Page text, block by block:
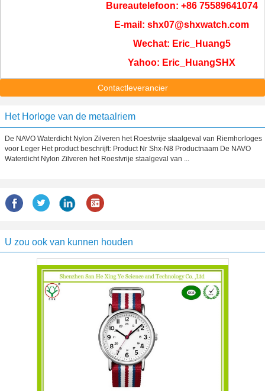
Bureautelefoon: +86 75589641074
E-mail: shx07@shxwatch.com
Wechat: Eric_Huang5
Yahoo: Eric_HuangSHX
Contactleverancier
Het Horloge van de metaalriem
De NAVO Waterdicht Nylon Zilveren het Roestvrije staalgeval van Riemhorloges
voor Leger Het product beschrijft: Product Nr Shx-N8 Productnaam De NAVO
Waterdicht Nylon Zilveren het Roestvrije staalgeval van ...
U zou ook van kunnen houden